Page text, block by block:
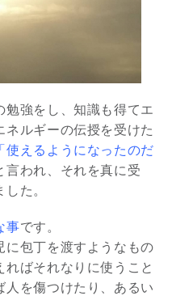
強をし、知識も得てエ
ルギーの伝授を受けた
「使えるようになったのだ
言われ、それを真に受
た。
事です。
に包丁を渡すようなもの
ばそれなりに使うこと
を傷つけたり、あるい